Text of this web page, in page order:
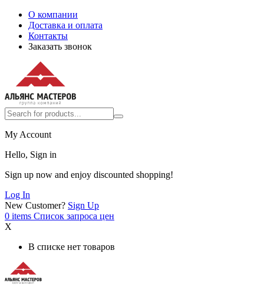
О компании
Доставка и оплата
Контакты
Заказать звонок
My Account
Hello, Sign in
Sign up now and enjoy discounted shopping!
Log In
New Customer? Sign Up
0 items Список запроса цен
X
В списке нет товаров